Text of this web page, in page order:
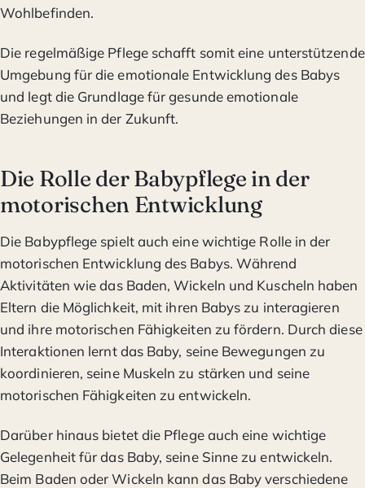
Wohlbefinden.
Die regelmäßige Pflege schafft somit eine unterstützende
Umgebung für die emotionale Entwicklung des Babys
und legt die Grundlage für gesunde emotionale
Beziehungen in der Zukunft.
Die Rolle der Babypflege in der
motorischen Entwicklung
Die Babypflege spielt auch eine wichtige Rolle in der
motorischen Entwicklung des Babys. Während
Aktivitäten wie das Baden, Wickeln und Kuscheln haben
Eltern die Möglichkeit, mit ihren Babys zu interagieren
und ihre motorischen Fähigkeiten zu fördern. Durch diese
Interaktionen lernt das Baby, seine Bewegungen zu
koordinieren, seine Muskeln zu stärken und seine
motorischen Fähigkeiten zu entwickeln.
Darüber hinaus bietet die Pflege auch eine wichtige
Gelegenheit für das Baby, seine Sinne zu entwickeln.
Beim Baden oder Wickeln kann das Baby verschiedene